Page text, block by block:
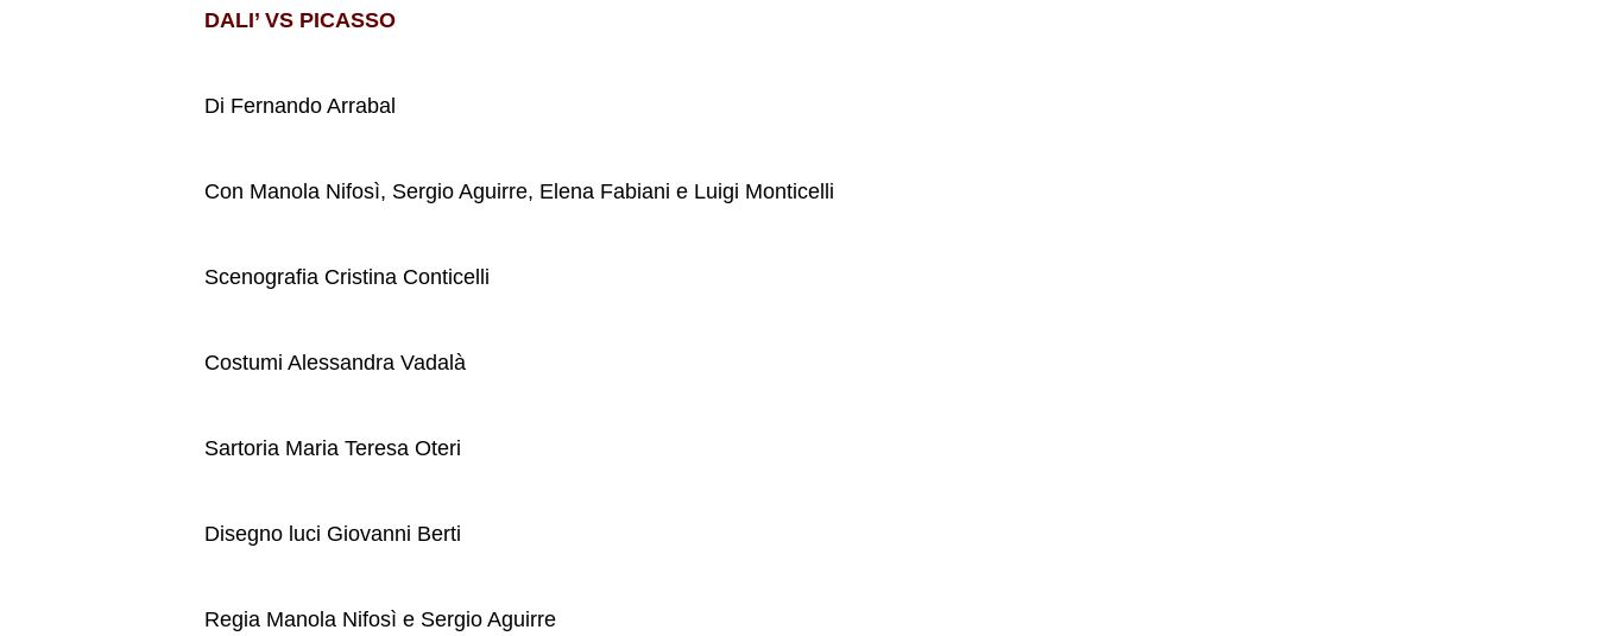
DALI’ VS PICASSO
Di Fernando Arrabal
Con Manola Nifosì, Sergio Aguirre, Elena Fabiani e Luigi Monticelli
Scenografia Cristina Conticelli
Costumi Alessandra Vadalà
Sartoria Maria Teresa Oteri
Disegno luci Giovanni Berti
Regia Manola Nifosì e Sergio Aguirre